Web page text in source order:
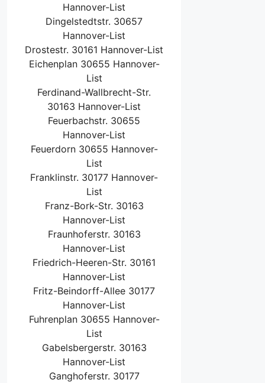
Hannover-List
Dingelstedtstr. 30657
Hannover-List
Drostestr. 30161 Hannover-List
Eichenplan 30655 Hannover-
List
Ferdinand-Wallbrecht-Str.
30163 Hannover-List
Feuerbachstr. 30655
Hannover-List
Feuerdorn 30655 Hannover-
List
Franklinstr. 30177 Hannover-
List
Franz-Bork-Str. 30163
Hannover-List
Fraunhoferstr. 30163
Hannover-List
Friedrich-Heeren-Str. 30161
Hannover-List
Fritz-Beindorff-Allee 30177
Hannover-List
Fuhrenplan 30655 Hannover-
List
Gabelsbergerstr. 30163
Hannover-List
Ganghoferstr. 30177